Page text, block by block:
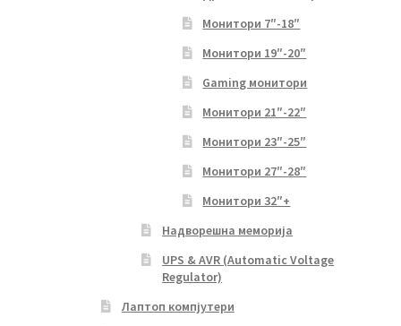
Монитори 7″-18″
Монитори 19″-20″
Gaming монитори
Монитори 21″-22″
Монитори 23″-25″
Монитори 27″-28″
Монитори 32″+
Надворешна меморија
UPS & AVR (Automatic Voltage
Regulator)
Лаптоп компјутери